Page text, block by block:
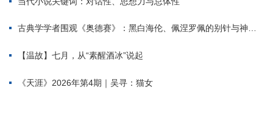
古典学学者围观《奥德赛》：黑白海伦、佩涅罗佩的别针与神秘入侵者
【温故】七月，从“素醒酒冰”说起
《天涯》2026年第4期｜吴寻：猫女